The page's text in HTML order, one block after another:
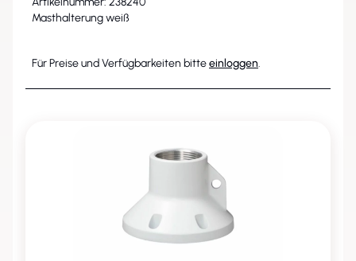
Masthalterung weiß
Für Preise und Verfügbarkeiten bitteeinloggen.